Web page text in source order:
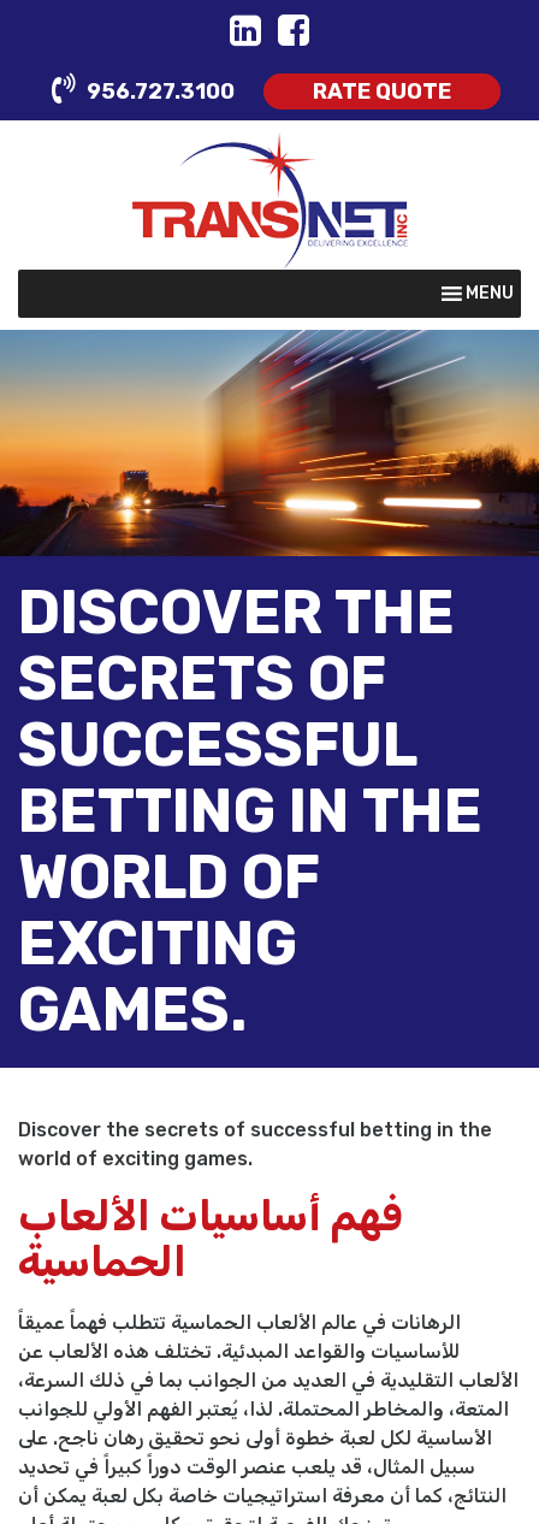
content
956.727.3100 RATE QUOTE
MENU
DISCOVER THE
SECRETS OF
SUCCESSFUL
BETTING IN THE
WORLD OF
EXCITING
GAMES.
Discover the secrets of successful betting in the
world of exciting games.
فهم أساسيات الألعاب
الحماسية
الرهانات في عالم الألعاب الحماسية تتطلب فهماً عميقاً
للأساسيات والقواعد المبدئية. تختلف هذه الألعاب عن
الألعاب التقليدية في العديد من الجوانب بما في ذلك السرعة،
المتعة، والمخاطر المحتملة. لذا، يُعتبر الفهم الأولي للجوانب
الأساسية لكل لعبة خطوة أولى نحو تحقيق رهان ناجح. على
سبيل المثال، قد يلعب عنصر الوقت دوراً كبيراً في تحديد
النتائج، كما أن معرفة استراتيجيات خاصة بكل لعبة يمكن أن